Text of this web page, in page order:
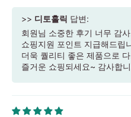
>> 디토홀릭 답변:
회원님 소중한 후기 너무 감
쇼핑지원 포인트 지급해드립
더욱 퀄리티 좋은 제품으로
즐거운 쇼핑되세요~ 감사합